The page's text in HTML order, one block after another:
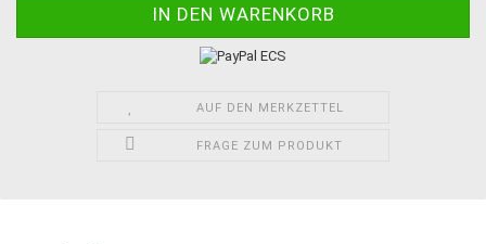
AUF DEN MERKZETTEL
FRAGE ZUM PRODUKT